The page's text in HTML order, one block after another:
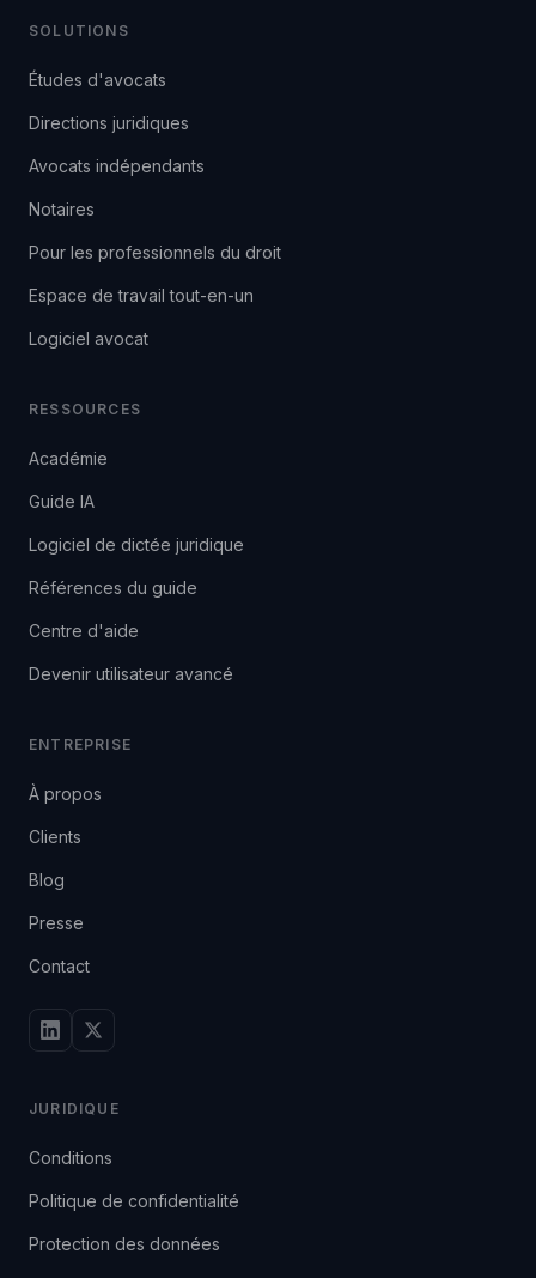
SOLUTIONS
Études d'avocats
Directions juridiques
Avocats indépendants
Notaires
Pour les professionnels du droit
Espace de travail tout-en-un
Logiciel avocat
RESSOURCES
Académie
Guide IA
Logiciel de dictée juridique
Références du guide
Centre d'aide
Devenir utilisateur avancé
ENTREPRISE
À propos
Clients
Blog
Presse
Contact
JURIDIQUE
Conditions
Politique de confidentialité
Protection des données